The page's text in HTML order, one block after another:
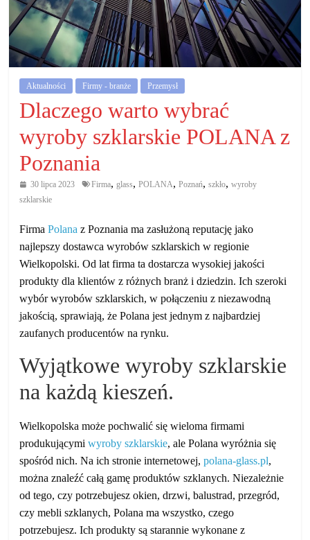
gospodarczą.
Porady
biznesowe
Aktualności Firmy - branże Przemysł
Dlaczego warto wybrać
wyroby szklarskie POLANA z
Poznania
30 lipca 2023 Firma, glass, POLANA, Poznań, szkło, wyroby
szklarskie
FirmaPolanaz Poznania ma zasłużoną reputację jako
najlepszy dostawca wyrobów szklarskich w regionie
Wielkopolski. Od lat firma ta dostarcza wysokiej jakości
produkty dla klientów z różnych branż i dziedzin. Ich szeroki
wybór wyrobów szklarskich, w połączeniu z niezawodną
jakością, sprawiają, że Polana jest jednym z najbardziej
zaufanych producentów na rynku.
Wyjątkowe wyroby szklarskie
na każdą kieszeń.
Wielkopolska może pochwalić się wieloma firmami
produkującymiwyroby szklarskie, ale Polana wyróżnia się
spośród nich. Na ich stronie internetowej,polana-glass.pl,
można znaleźć całą gamę produktów szklanych. Niezależnie
od tego, czy potrzebujesz okien, drzwi, balustrad, przegród,
czy mebli szklanych, Polana ma wszystko, czego
potrzebujesz. Ich produkty są starannie wykonane z